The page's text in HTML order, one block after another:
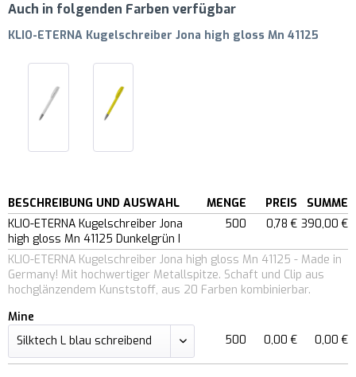
Auch in folgenden Farben verfügbar
KLIO-ETERNA Kugelschreiber Jona high gloss Mn 41125
BESCHREIBUNG UND AUSWAHL MENGE PREIS
SUMME
KLIO-ETERNA Kugelschreiber Jona
high gloss Mn 41125 Dunkelgrün I
500 0,78 € 390,00 €
KLIO-ETERNA Kugelschreiber Jona high gloss Mn 41125 - Made in
Germany! Mit hochwertiger Metallspitze. Schaft und Clip aus
hochglänzendem Kunststoff, aus 20 Farben kombinierbar.
Mine
500
0,00 € 0,00 €